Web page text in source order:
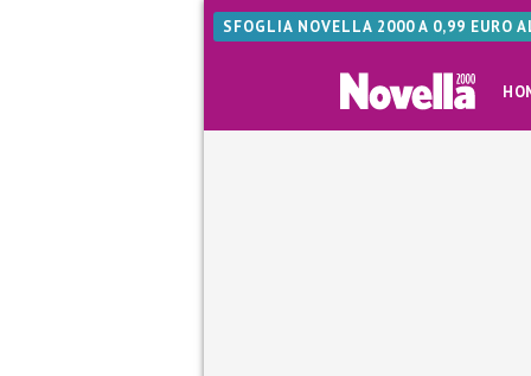
SFOGLIA NOVELLA 2000 A 0,99 EURO